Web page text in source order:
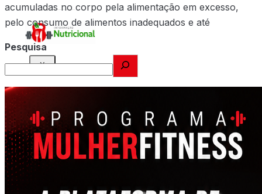
X
acumuladas no corpo pela alimentação em excesso,
pelo consumo de alimentos inadequados e até
Pesquisa